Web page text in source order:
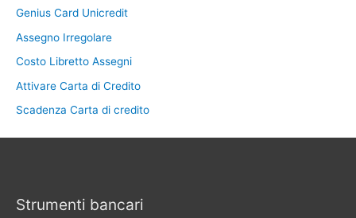
Genius Card Unicredit
Assegno Irregolare
Costo Libretto Assegni
Attivare Carta di Credito
Scadenza Carta di credito
Strumenti bancari